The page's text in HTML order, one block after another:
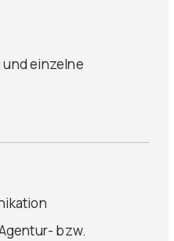
einzelne
bzw.